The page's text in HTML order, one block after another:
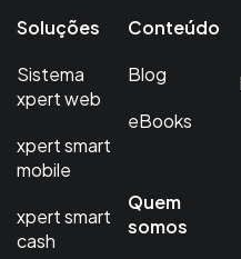
Soluções
Sistema
xpert web
xpert smart
mobile
xpert smart
cash
Conteúdo
Blog
eBooks
Quem
somos